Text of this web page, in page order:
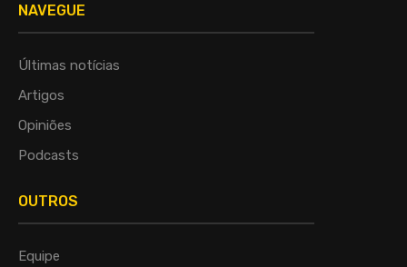
NAVEGUE
Últimas notícias
Artigos
Opiniões
Podcasts
OUTROS
Equipe